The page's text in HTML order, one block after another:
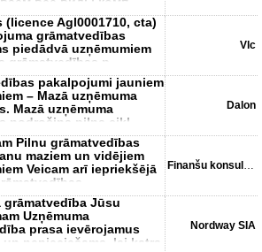
(licence Agl0001710, cta)
grāmatvedības
piedādvā uzņēmumiem
grāmatvedības p
Vlc
pakalpojumi jauniem
– Mazā uzņēmuma
Mazā uzņēmuma
nodrošina pilna cikl
Dalon
Pilnu grāmatvedības
maziem un vidējiem
Veicam arī iepriekšējā
Finanšu konsultants SIA
grāmatvedība Jūsu
Uzņēmuma
prasa ievērojamus
un nepieciešams, lai katrs
Nordway SIA